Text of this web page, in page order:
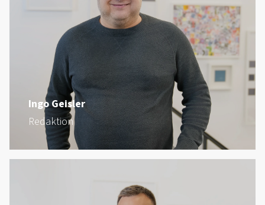
Ingo Geisler
Redaktion